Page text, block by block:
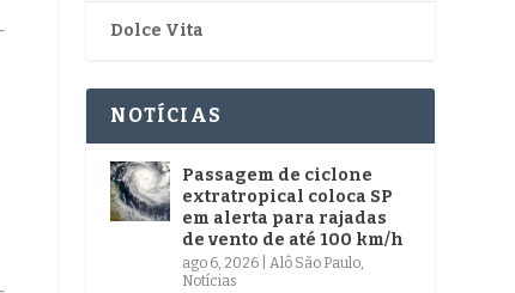
Dolce Vita
NOTÍCIAS
Passagem de ciclone
extratropical coloca SP
em alerta para rajadas
de vento de até 100 km/h
ago 6, 2026 |Alô São Paulo,
Notícias